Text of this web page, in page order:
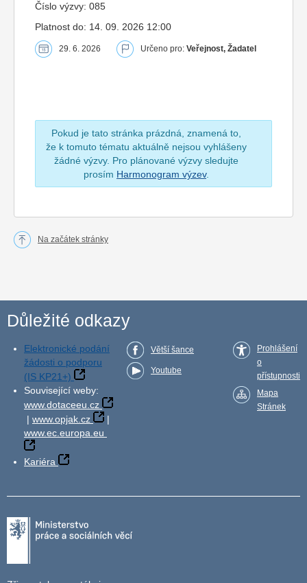
Číslo výzvy: 085
Platnost do: 14. 09. 2026 12:00
29. 6. 2026 Určeno pro: Veřejnost, Žadatel
Pokud je tato stránka prázdná, znamená to,
že k tomuto tématu aktuálně nejsou vyhlášeny
žádné výzvy. Pro plánované výzvy sledujte
prosím Harmonogram výzev.
Na začátek stránky
Důležité odkazy
Elektronické podání
žádosti o podporu
(IS KP21+)
Související weby:
www.dotaceeu.cz
| www.opjak.cz
|
www.ec.europa.eu
Kariéra
Větší šance
Youtube
Prohlášení
o
přístupnosti
Mapa
Stránek